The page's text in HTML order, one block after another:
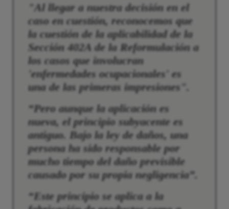
"Al llegar a nuestra decisión en el
caso en cuestión, reconocemos que
la cuestión de la aplicabilidad de la
Sección 402A de la Reformulación a
los casos que involucran
'enfermedades ocupacionales' es
una de las primeras impresiones".
“Pero aunque la aplicación es
nueva, el principio subyacente es
antiguo. Bajo la ley de daños, una
persona ha sido responsable por
mucho tiempo del daño previsible
causado por su propia negligencia”.
“Este principio se aplica a la